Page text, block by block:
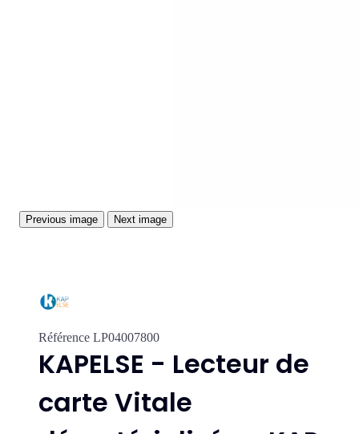
Previous image Next image
Référence LP04007800
KAPELSE - Lecteur de
carte Vitale